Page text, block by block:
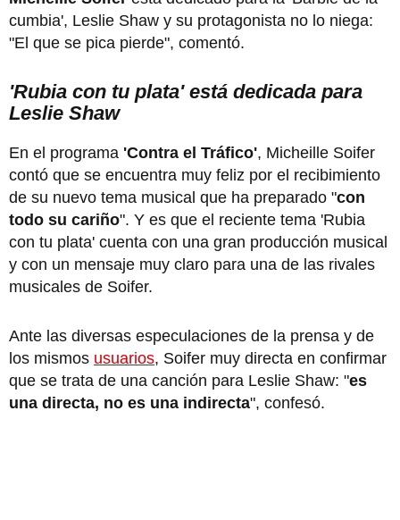
cumbia', Leslie Shaw y su protagonista no lo niega:
"El que se pica pierde", comentó.
'Rubia con tu plata' está dedicada para
Leslie Shaw
En el programa 'Contra el Tráfico', Micheille Soifer
contó que se encuentra muy feliz por el recibimiento
de su nuevo tema musical que ha preparado "con
todo su cariño". Y es que el reciente tema 'Rubia
con tu plata' cuenta con una gran producción musical
y con un mensaje muy claro para una de las rivales
musicales de Soifer.
Ante las diversas especulaciones de la prensa y de
los mismos usuarios, Soifer muy directa en confirmar
que se trata de una canción para Leslie Shaw: "es
una directa, no es una indirecta", confesó.